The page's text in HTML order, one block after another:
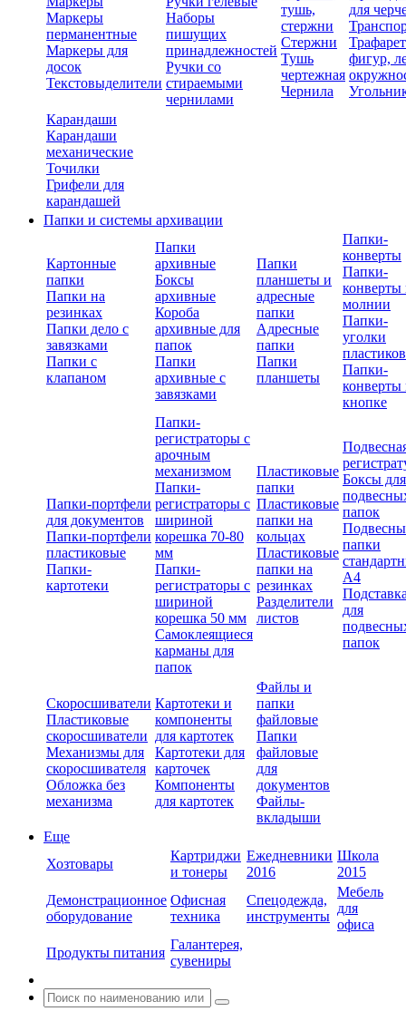
Маркеры
перманентные
Маркеры для
досок
Текстовыделители
Наборы
пишущих
принадлежностей
Ручки со
стираемыми
чернилами
тушь,
стержни
Стержни
Тушь
чертежная
Чернила
для
фигур,
Карандаши
Карандаши
механические
Точилки
Грифели для
карандашей
Папки и системы архивации
Картонные
папки
Папки на
резинках
Папки дело с
завязками
Папки с
клапаном
Папки
архивные
Боксы
архивные
Короба
архивные для
папок
Папки
архивные с
завязками
Папки
планшеты и
адресные
папки
Адресные
папки
Папки
планшеты
Папки-
конверты
Папки-
конверты
молнии
Папки-
уголки
Папки-
конверты
кнопке
Папки-портфели
для документов
Папки-портфели
пластиковые
Папки-
картотеки
Папки-
регистраторы с
арочным
механизмом
Папки-
регистраторы с
шириной
корешка 70-80
мм
Папки-
регистраторы с
шириной
корешка 50 мм
Самоклеящиеся
карманы для
папок
Пластиковые
папки
Пластиковые
папки на
кольцах
Пластиковые
папки на
резинках
Разделители
листов
Боксы для
папок
папки
А4
для
папок
Скоросшиватели
Пластиковые
скоросшиватели
Механизмы для
скоросшивателя
Обложка без
механизма
Картотеки и
компоненты
для картотек
Картотеки для
карточек
Компоненты
для картотек
Файлы и
папки
файловые
Папки
файловые
для
документов
Файлы-
вкладыши
Еще
Хозтовары
Картриджи
и тонеры
Ежедневники
2016
Школа
2015
Демонстрационное
оборудование
Офисная
техника
Спецодежда,
инструменты
Мебель
для
офиса
Продукты питания
Галантерея,
сувениры